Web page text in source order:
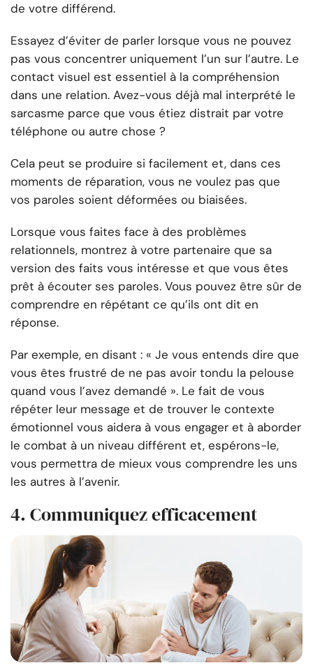
de votre différend.
Essayez d’éviter de parler lorsque vous ne pouvez
pas vous concentrer uniquement l’un sur l’autre. Le
contact visuel est essentiel à la compréhension
dans une relation. Avez-vous déjà mal interprété le
sarcasme parce que vous étiez distrait par votre
téléphone ou autre chose ?
Cela peut se produire si facilement et, dans ces
moments de réparation, vous ne voulez pas que
vos paroles soient déformées ou biaisées.
Lorsque vous faites face à des problèmes
relationnels, montrez à votre partenaire que sa
version des faits vous intéresse et que vous êtes
prêt à écouter ses paroles. Vous pouvez être sûr de
comprendre en répétant ce qu’ils ont dit en
réponse.
Par exemple, en disant : « Je vous entends dire que
vous êtes frustré de ne pas avoir tondu la pelouse
quand vous l’avez demandé ». Le fait de vous
répéter leur message et de trouver le contexte
émotionnel vous aidera à vous engager et à aborder
le combat à un niveau différent et, espérons-le,
vous permettra de mieux vous comprendre les uns
les autres à l’avenir.
4. Communiquez efficacement